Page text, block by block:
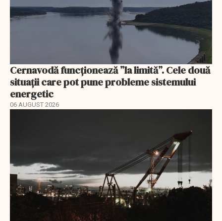
Cernavodă funcționează ”la limită”. Cele două
situații care pot pune probleme sistemului
energetic
06 AUGUST 2026